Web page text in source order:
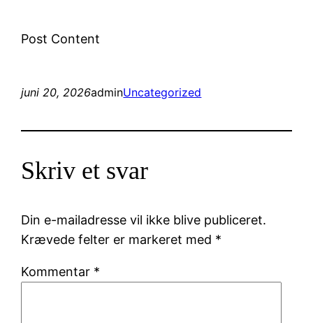
Post Content
juni 20, 2026adminUncategorized
Skriv et svar
Din e-mailadresse vil ikke blive publiceret.
Krævede felter er markeret med *
Kommentar *